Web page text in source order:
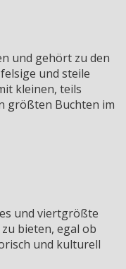
und gehört zu den
und steile
kleinen, teils
größten Buchten im
und viertgrößte
bieten, egal ob
und kulturell